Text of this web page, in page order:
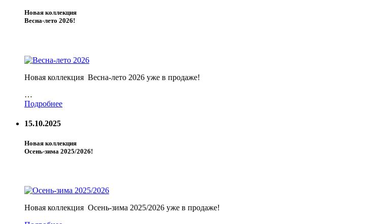
Новая коллекция
Весна-лето 2026!
Новая коллекция Весна-лето 2026 уже в продаже!
…
Подробнее
15.10.2025
Новая коллекция
Осень-зима 2025/2026!
Новая коллекция Осень-зима 2025/2026 уже в продаже!